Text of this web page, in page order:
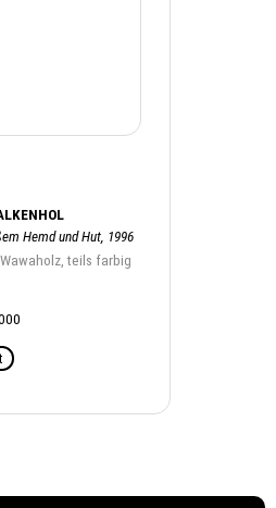
Hemd und Hut, 1996
teils farbig